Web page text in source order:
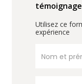
Utilisez ce
expérience